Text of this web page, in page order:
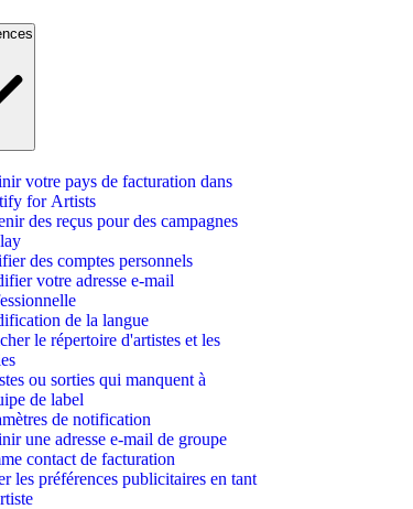
votre pays de facturation dans
for Artists
des reçus pour des campagnes
des comptes personnels
votre adresse e-mail
de la langue
le répertoire d'artistes et les
ou sorties qui manquent à
de label
de notification
une adresse e-mail de groupe
contact de facturation
les préférences publicitaires en tant